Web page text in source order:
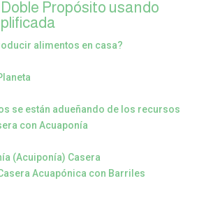
Propósito usando
alimentos en casa?
se están adueñando de los recursos
con Acuaponía
(Acuiponía) Casera
Acuapónica con Barriles